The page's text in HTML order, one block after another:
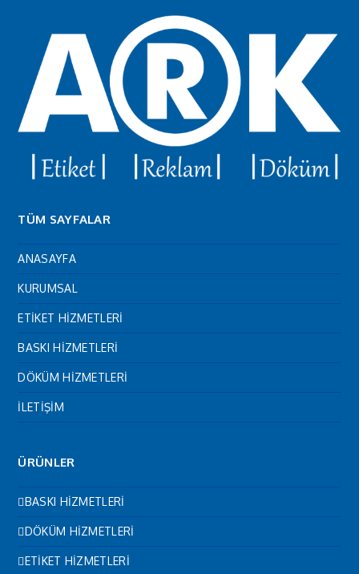
TÜM SAYFALAR
ANASAYFA
KURUMSAL
ETİKET HİZMETLERİ
BASKI HİZMETLERİ
DÖKÜM HİZMETLERİ
İLETİŞİM
ÜRÜNLER
BASKI HİZMETLERİ
DÖKÜM HİZMETLERİ
ETİKET HİZMETLERİ